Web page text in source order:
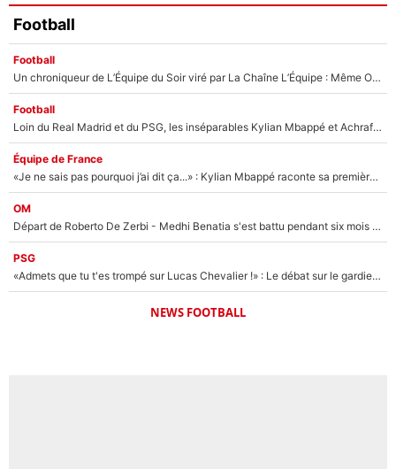
Football
Football
Un chroniqueur de L’Équipe du Soir viré par La Chaîne L’Équipe : Même Olivier Ménard n’avait pas pu empêcher son départ, «je l’ai appris sur Twitter, je l’ai vécu assez mal»
Football
Loin du Real Madrid et du PSG, les inséparables Kylian Mbappé et Achraf Hakimi changent d'équipe le temps d'une journée !
Équipe de France
«Je ne sais pas pourquoi j’ai dit ça...» : Kylian Mbappé raconte sa première rencontre avec Zinédine Zidane (et c’est très drôle)
OM
Départ de Roberto De Zerbi - Medhi Benatia s'est battu pendant six mois pour le retenir à l'OM, le PSG a été le naufrage de trop : «Je pars avec toi»
PSG
«Admets que tu t'es trompé sur Lucas Chevalier !» : Le débat sur le gardien du PSG vire au clash à l'After Foot
NEWS FOOTBALL